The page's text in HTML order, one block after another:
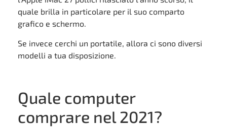
quale brilla in particolare per il suo comparto
grafico e schermo.
Se invece cerchi un portatile, allora ci sono diversi
modelli a tua disposizione.
Quale computer
comprare nel 2021?